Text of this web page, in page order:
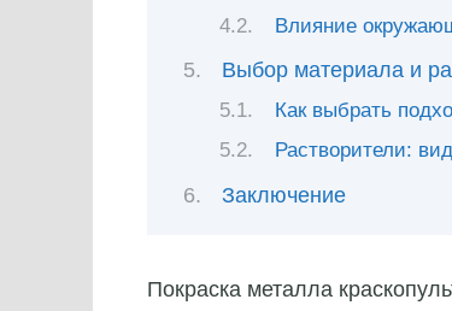
Влияние
Выбор материала и
Как выбрать
Растворители:
Заключение
Покраска металла